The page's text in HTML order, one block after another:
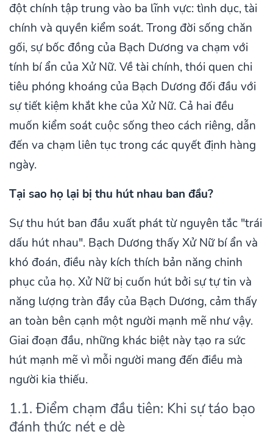
đột chính tập trung vào ba lĩnh vực: tình dục, tài
chính và quyền kiểm soát. Trong đời sống chăn
gối, sự bốc đồng của Bạch Dương va chạm với
tính bí ẩn của Xử Nữ. Về tài chính, thói quen chi
tiêu phóng khoáng của Bạch Dương đối đầu với
sự tiết kiệm khắt khe của Xử Nữ. Cả hai đều
muốn kiểm soát cuộc sống theo cách riêng, dẫn
đến va chạm liên tục trong các quyết định hàng
ngày.
Tại sao họ lại bị thu hút nhau ban đầu?
Sự thu hút ban đầu xuất phát từ nguyên tắc "trái
dấu hút nhau". Bạch Dương thấy Xử Nữ bí ẩn và
khó đoán, điều này kích thích bản năng chinh
phục của họ. Xử Nữ bị cuốn hút bởi sự tự tin và
năng lượng tràn đầy của Bạch Dương, cảm thấy
an toàn bên cạnh một người mạnh mẽ như vậy.
Giai đoạn đầu, những khác biệt này tạo ra sức
hút mạnh mẽ vì mỗi người mang đến điều mà
người kia thiếu.
1.1. Điểm chạm đầu tiên: Khi sự táo bạo
đánh thức nét e dè